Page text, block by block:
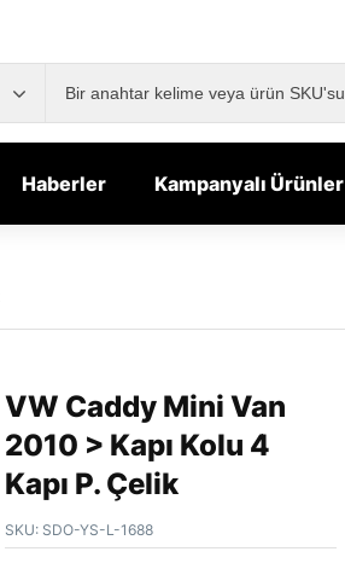
Haberler Kampanyalı Ürünler
VW Caddy Mini Van
2010 > Kapı Kolu 4
Kapı P. Çelik
SKU: SDO-YS-L-1688